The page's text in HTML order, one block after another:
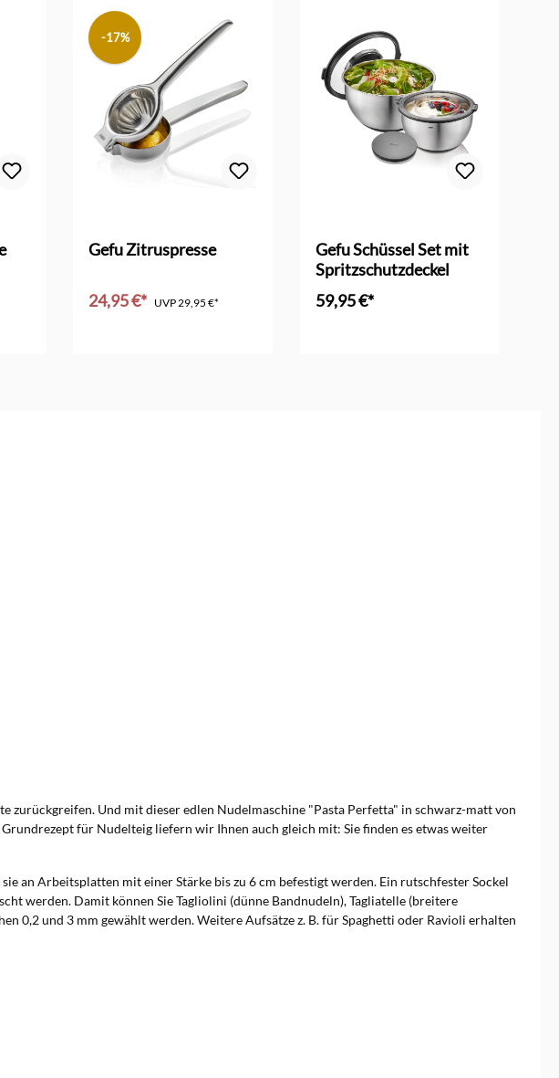
-17%
Gefu Zitruspresse
24,95 €* UVP29,95 €*
Gefu Schüssel Set mit
Spritzschutzdeckel
59,95 €*
zurückgreifen. Und mit dieser edlen Nudelmaschine "Pasta Perfetta" in schwarz-matt von
für Nudelteig liefern wir Ihnen auch gleich mit: Sie finden es etwas weiter
an Arbeitsplatten mit einer Stärke bis zu 6 cm befestigt werden. Ein rutschfester Sockel
werden. Damit können Sie Tagliolini (dünne Bandnudeln), Tagliatelle (breitere
0,2 und 3 mm gewählt werden. Weitere Aufsätze z. B. für Spaghetti oder Ravioli erhalten